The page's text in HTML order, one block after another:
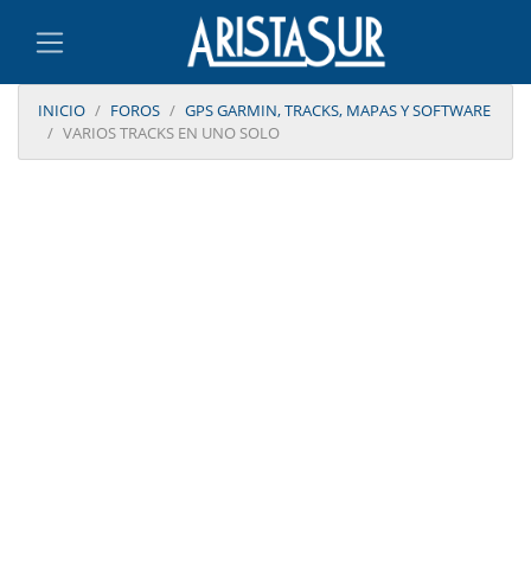
INICIO FOROS
GPS GARMIN, TRACKS, MAPAS Y SOFTWARE
VARIOS TRACKS EN UNO SOLO